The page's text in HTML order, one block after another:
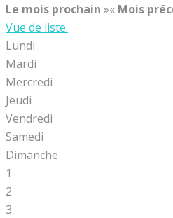
Le mois prochain »« Mois
Vue de liste.
Lundi
Mardi
Mercredi
Jeudi
Vendredi
Samedi
Dimanche
1
2
3